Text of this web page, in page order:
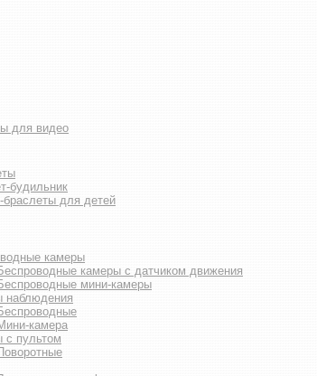
для видео
будильник
браслеты для детей
камеры
камеры с датчиком движения
мини-камеры
наблюдения
камера
с пультом